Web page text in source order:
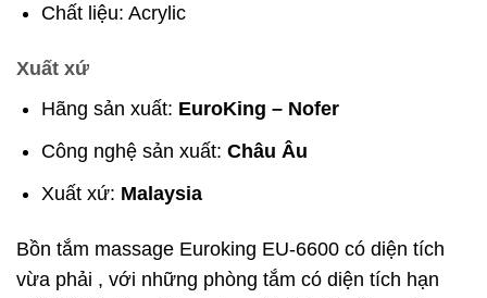
Chất liệu: Acrylic
Xuất xứ
Hãng sản xuất: EuroKing – Nofer
Công nghệ sản xuất:Châu Âu
Xuất xứ: Malaysia
Bồn tắm massage Euroking EU-6600 có diện tích
vừa phải , với những phòng tắm có diện tích hạn